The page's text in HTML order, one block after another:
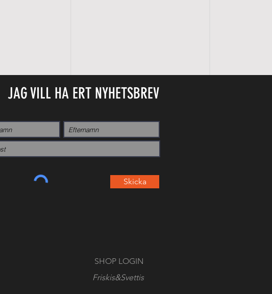
JAG VILL HA ERT NYHETSBREV
Skicka
SHOP LOGIN
Friskis&Svettis